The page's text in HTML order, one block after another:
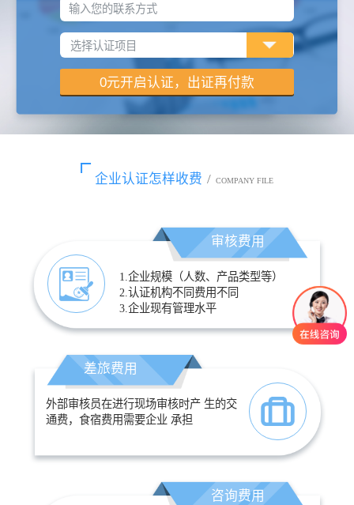
输入您的联系方式
企业认证怎样收费 / COMPANY FILE
审核费用
1.企业规模（人数、产品类型等）
2.认证机构不同费用不同
3.企业现有管理水平
差旅费用
外部审核员在进行现场审核时产 生的交
通费，食宿费用需要企业 承担
咨询费用